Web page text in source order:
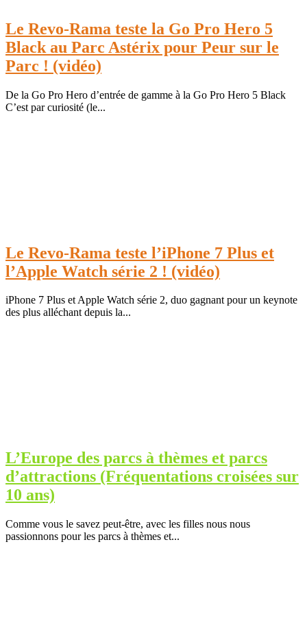
Le Revo-Rama teste la Go Pro Hero 5
Black au Parc Astérix pour Peur sur le
Parc ! (vidéo)
De la Go Pro Hero d’entrée de gamme à la Go Pro Hero 5 Black
C’est par curiosité (le...
Le Revo-Rama teste l’iPhone 7 Plus et
l’Apple Watch série 2 ! (vidéo)
iPhone 7 Plus et Apple Watch série 2, duo gagnant pour un keynote
des plus alléchant depuis la...
L’Europe des parcs à thèmes et parcs
d’attractions (Fréquentations croisées sur
10 ans)
Comme vous le savez peut-être, avec les filles nous nous
passionnons pour les parcs à thèmes et...